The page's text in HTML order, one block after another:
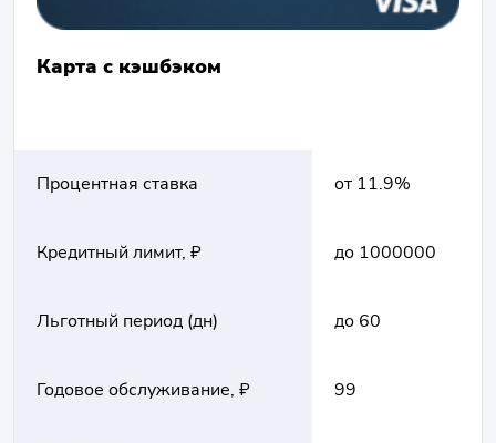
Карта с кэшбэком
Процентная ставка от 11.9%
Кредитный лимит, ₽ до 1000000
Льготный период (дн) до 60
Годовое обслуживание, ₽ 99